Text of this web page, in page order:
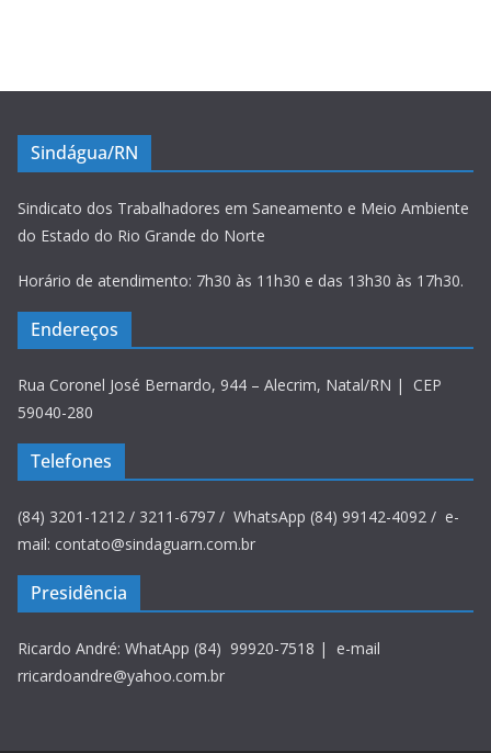
Sindágua/RN
Sindicato dos Trabalhadores em Saneamento e Meio Ambiente
do Estado do Rio Grande do Norte
Horário de atendimento: 7h30 às 11h30 e das 13h30 às 17h30.
Endereços
Rua Coronel José Bernardo, 944 – Alecrim, Natal/RN | CEP
59040-280
Telefones
(84) 3201-1212 / 3211-6797 / WhatsApp (84) 99142-4092 / e-
mail: contato@sindaguarn.com.br
Presidência
Ricardo André: WhatApp (84) 99920-7518 | e-mail
rricardoandre@yahoo.com.br